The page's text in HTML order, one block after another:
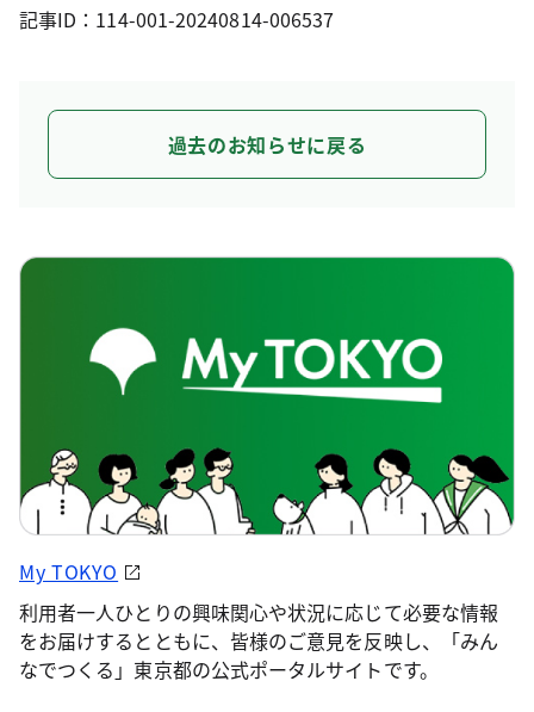
記事ID：114-001-20240814-006537
過去のお知らせに戻る
My TOKYO
利用者一人ひとりの興味関心や状況に応じて必要な情報
をお届けするとともに、皆様のご意見を反映し、「みん
なでつくる」東京都の公式ポータルサイトです。